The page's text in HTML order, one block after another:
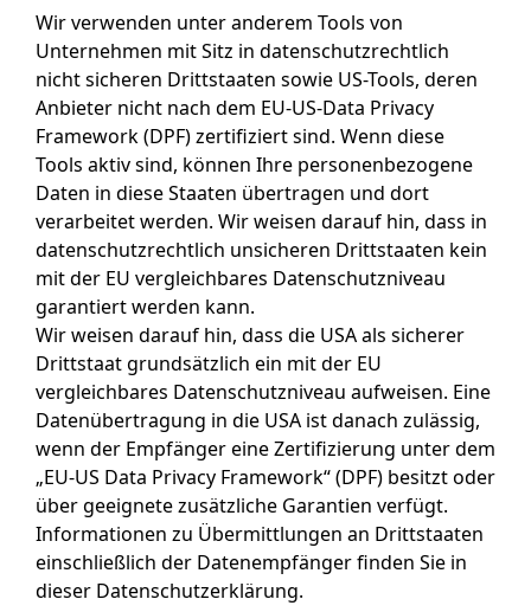
Wir verwenden unter anderem Tools von
Unternehmen mit Sitz in datenschutzrechtlich
nicht sicheren Drittstaaten sowie US-Tools, deren
Anbieter nicht nach dem EU-US-Data Privacy
Framework (DPF) zertifiziert sind. Wenn diese
Tools aktiv sind, können Ihre personenbezogene
Daten in diese Staaten übertragen und dort
verarbeitet werden. Wir weisen darauf hin, dass in
datenschutzrechtlich unsicheren Drittstaaten kein
mit der EU vergleichbares Datenschutzniveau
garantiert werden kann.
Wir weisen darauf hin, dass die USA als sicherer
Drittstaat grundsätzlich ein mit der EU
vergleichbares Datenschutzniveau aufweisen. Eine
Datenübertragung in die USA ist danach zulässig,
wenn der Empfänger eine Zertifizierung unter dem
„EU-US Data Privacy Framework“ (DPF) besitzt oder
über geeignete zusätzliche Garantien verfügt.
Informationen zu Übermittlungen an Drittstaaten
einschließlich der Datenempfänger finden Sie in
dieser Datenschutzerklärung.